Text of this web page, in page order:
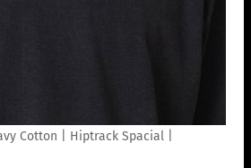
Cotton | Hiptrack Spacial |